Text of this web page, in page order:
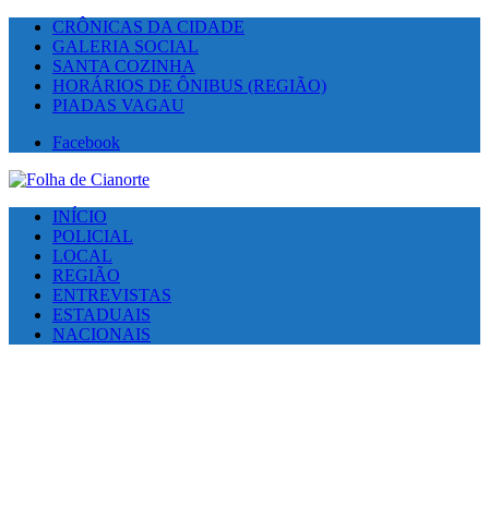
CRÔNICAS DA CIDADE
GALERIA SOCIAL
SANTA COZINHA
HORÁRIOS DE ÔNIBUS (REGIÃO)
PIADAS VAGAU
Facebook
INÍCIO
POLICIAL
LOCAL
REGIÃO
ENTREVISTAS
ESTADUAIS
NACIONAIS